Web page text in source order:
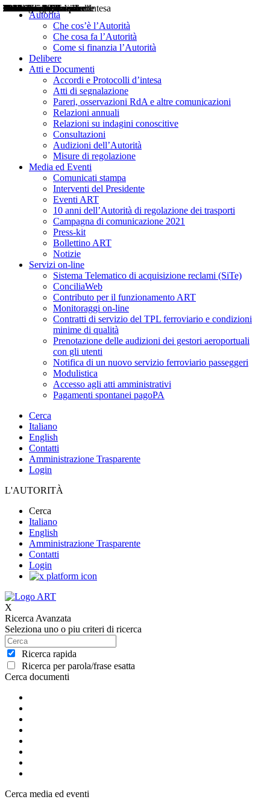
Autorità
Che cos’è l’Autorità
Che cosa fa l’Autorità
Come si finanzia l’Autorità
Delibere
Atti e Documenti
Accordi e Protocolli d’intesa
Atti di segnalazione
Pareri, osservazioni RdA e altre comunicazioni
Relazioni annuali
Relazioni su indagini conoscitive
Consultazioni
Audizioni dell’Autorità
Misure di regolazione
Media ed Eventi
Comunicati stampa
Interventi del Presidente
Eventi ART
10 anni dell’Autorità di regolazione dei trasporti
Campagna di comunicazione 2021
Press-kit
Bollettino ART
Notizie
Servizi on-line
Sistema Telematico di acquisizione reclami (SiTe)
ConciliaWeb
Contributo per il funzionamento ART
Monitoraggi on-line
Contratti di servizio del TPL ferroviario e condizioni
minime di qualità
Prenotazione delle audizioni dei gestori aeroportuali
con gli utenti
Notifica di un nuovo servizio ferroviario passeggeri
Modulistica
Accesso agli atti amministrativi
Pagamenti spontanei pagoPA
Cerca
Italiano
English
Contatti
Amministrazione Trasparente
Login
L'AUTORITÀ
Cerca
Italiano
English
Amministrazione Trasparente
Contatti
Login
X
Ricerca Avanzata
Seleziona uno o piu criteri di ricerca
Ricerca rapida
Ricerca per parola/frase esatta
Cerca documenti
Delibere
Pareri
Consultazioni
Audizioni
Atti di Segnalazione
Accordi e Protocolli d'Intesa
Relazioni annuali
Misure di regolazione
Cerca media ed eventi
Notizie
Comunicati Stampa
Bollettini ART
Convegni ART
Interviste del Presidente
Articoli in primo piano
Interventi del Presidente
2004
2005
2010
2013
2014
2015
2016
2017
2018
2019
202
2020
2021
2022
2023
2024
2025
2026
Aereo
Marittimo
Terrestre